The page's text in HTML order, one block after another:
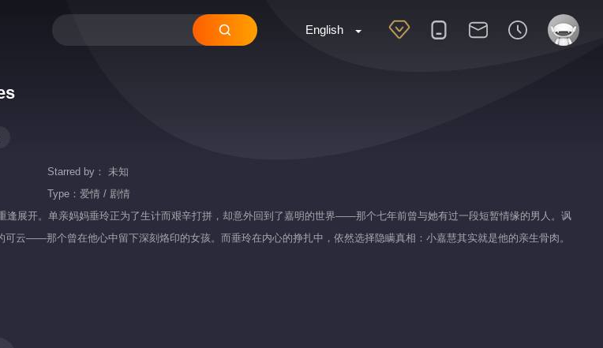
English
Starred by： 未知
Type： 爱情 / 剧情
逢展开。单亲妈妈垂玲正为了生计而艰辛打拼，却意外回到了嘉明的世界——那个七年前曾与她有过一段短暂情缘的男人。讽
云——那个曾在他心中留下深刻烙印的女孩。而垂玲在内心的挣扎中，依然选择隐瞒真相：小嘉慧其实就是他的亲生骨肉。